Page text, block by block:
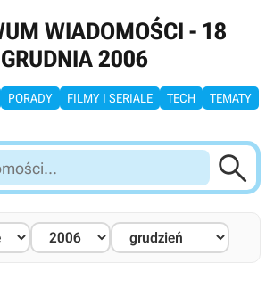
WIADOMOŚCI - 18
GRUDNIA 2006
PORADY FILMY I SERIALE TECH TEMATY
